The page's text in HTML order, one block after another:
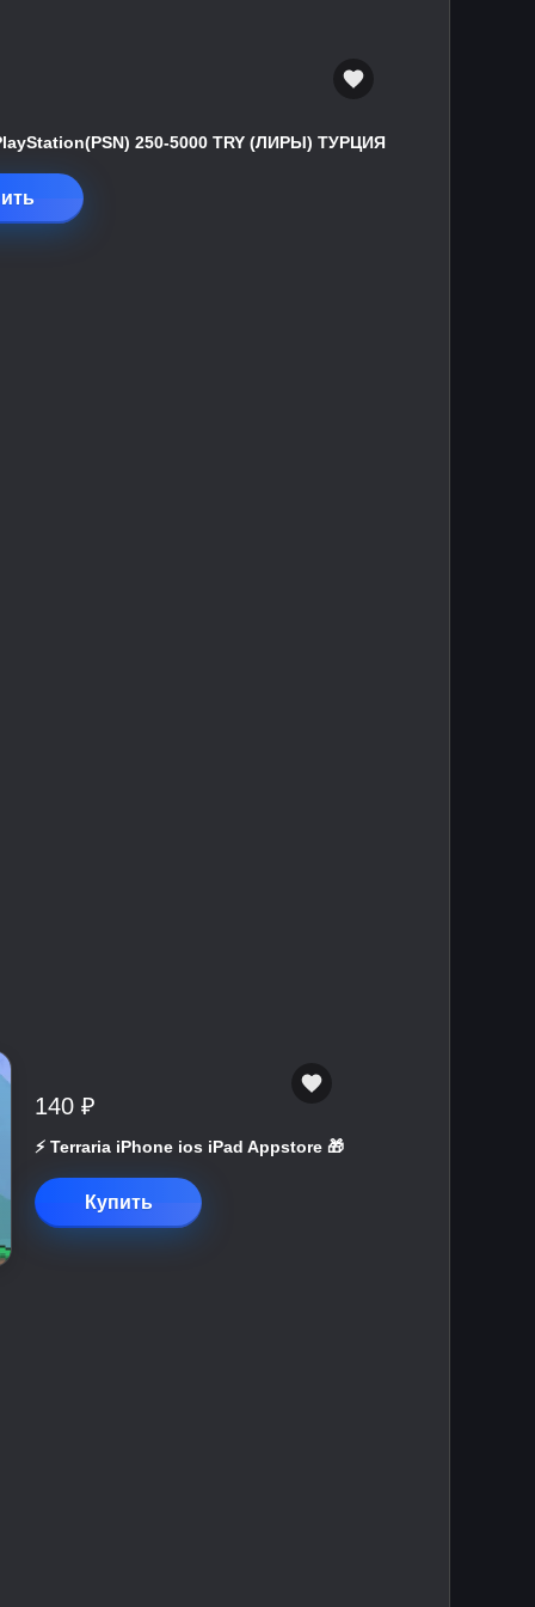
250-5000 TRY (ЛИРЫ) ТУРЦИЯ
140 ₽
⚡️ Terraria iPhone ios iPad Appstore 🎁
Купить